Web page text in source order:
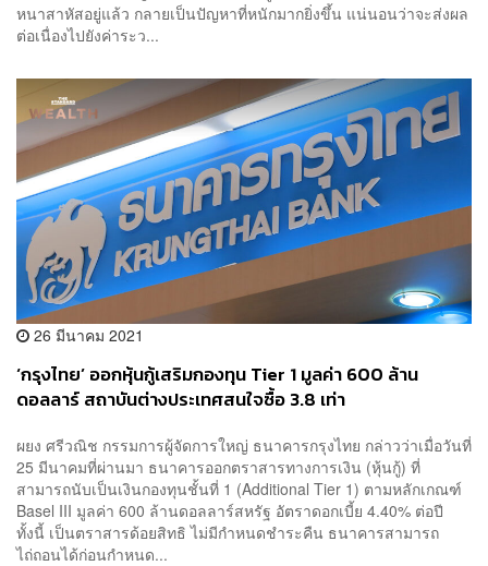
หนาสาหัสอยู่แล้ว กลายเป็นปัญหาที่หนักมากยิ่งขึ้น แน่นอนว่าจะส่งผล
ต่อเนื่องไปยังค่าระว...
26 มีนาคม 2021
‘กรุงไทย’ ออกหุ้นกู้เสริมกองทุน Tier 1 มูลค่า 600 ล้าน
ดอลลาร์ สถาบันต่างประเทศสนใจซื้อ 3.8 เท่า
ผยง ศรีวณิช กรรมการผู้จัดการใหญ่ ธนาคารกรุงไทย กล่าวว่าเมื่อวันที่
25 มีนาคมที่ผ่านมา ธนาคารออกตราสารทางการเงิน (หุ้นกู้) ที่
สามารถนับเป็นเงินกองทุนชั้นที่ 1 (Additional Tier 1) ตามหลักเกณฑ์
Basel III มูลค่า 600 ล้านดอลลาร์สหรัฐ อัตราดอกเบี้ย 4.40% ต่อปี
ทั้งนี้ เป็นตราสารด้อยสิทธิ ไม่มีกำหนดชำระคืน ธนาคารสามารถ
ไถ่ถอนได้ก่อนกำหนด...